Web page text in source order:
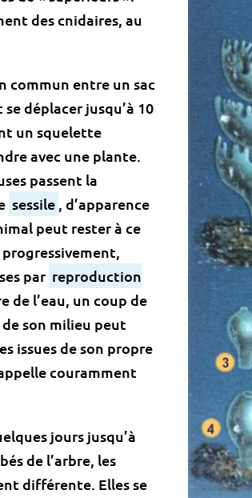
des cnidaires, au
commun entre un sac
déplacer jusqu’à 10
un squelette
avec une plante.
passent la
sessile , d’apparence
peut rester à ce
par reproduction
de l’eau, un coup de
son milieu peut
issues de son propre
couramment
jours jusqu’à
de l’arbre, les
différente. Elles se